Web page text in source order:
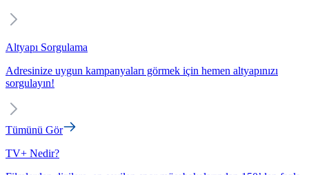
Altyapı Sorgulama
Adresinize uygun kampanyaları görmek için hemen altyapınızı
sorgulayın!
Tümünü Gör
TV+ Nedir?